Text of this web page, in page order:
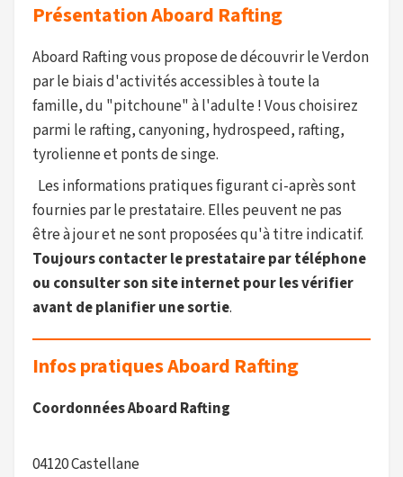
Présentation Aboard Rafting
Aboard Rafting vous propose de découvrir le Verdon
par le biais d'activités accessibles à toute la
famille, du "pitchoune" à l'adulte ! Vous choisirez
parmi le rafting, canyoning, hydrospeed, rafting,
tyrolienne et ponts de singe.
Les informations pratiques figurant ci-après sont
fournies par le prestataire. Elles peuvent ne pas
être à jour et ne sont proposées qu'à titre indicatif.
Toujours contacter le prestataire par téléphone
ou consulter son site internet pour les vérifier
avant de planifier une sortie.
Infos pratiques Aboard Rafting
Coordonnées Aboard Rafting
04120 Castellane